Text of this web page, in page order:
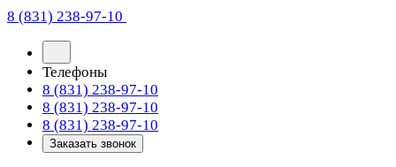
8 (831) 238-97-10
Телефоны
8 (831) 238-97-10
8 (831) 238-97-10
8 (831) 238-97-10
Заказать звонок